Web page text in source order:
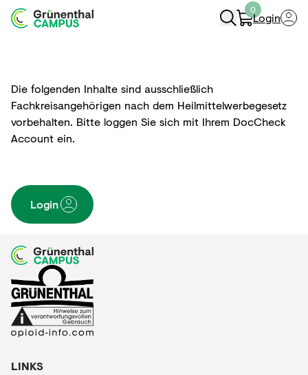
0
Login
Die folgenden Inhalte sind ausschließlich
Fachkreisangehörigen nach dem Heilmittelwerbegesetz
vorbehalten. Bitte loggen Sie sich mit Ihrem DocCheck
Account ein.
Login
LINKS